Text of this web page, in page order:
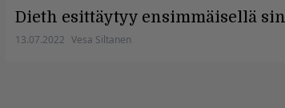
Dieth esittäytyy ensimmäisellä
13.07.2022 Vesa Siltanen